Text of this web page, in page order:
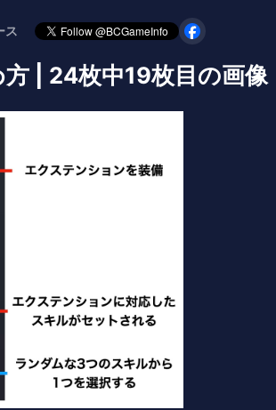
ス
| 24枚中19枚目の画像